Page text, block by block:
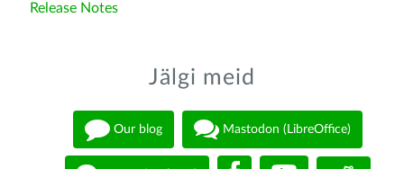
Release Notes
Jälgi meid
Our blog Mastodon (LibreOffice)